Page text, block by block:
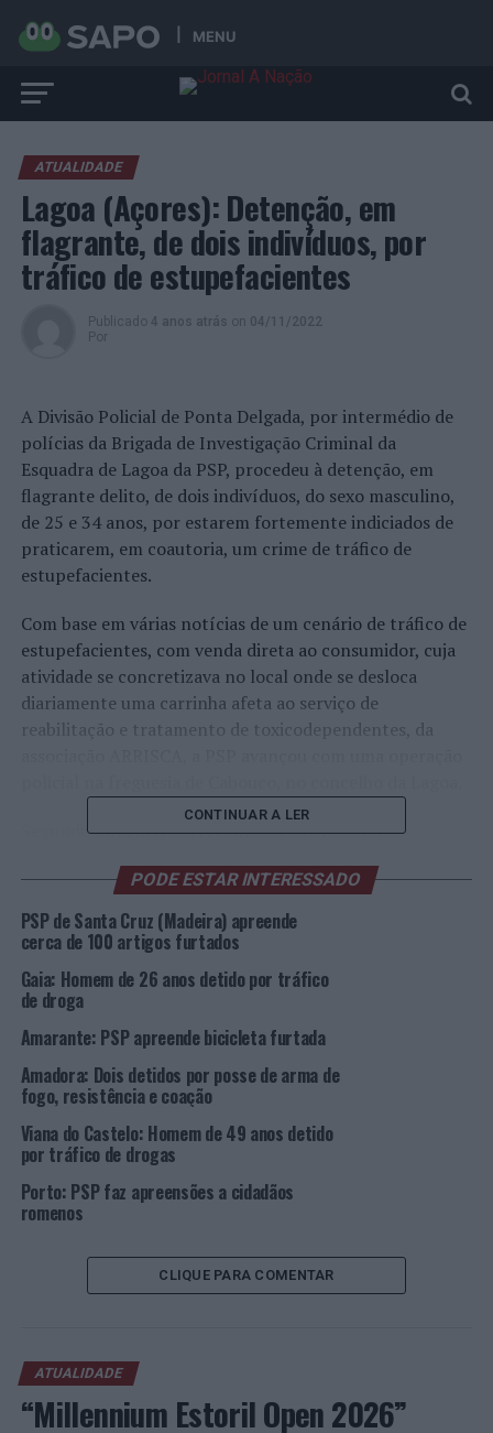
MENU
ATUALIDADE
Lagoa (Açores): Detenção, em
flagrante, de dois indivíduos, por
tráfico de estupefacientes
Publicado 4 anos atrás on 04/11/2022
Por
A Divisão Policial de Ponta Delgada, por intermédio de
polícias da Brigada de Investigação Criminal da
Esquadra de Lagoa da PSP, procedeu à detenção, em
flagrante delito, de dois indivíduos, do sexo masculino,
de 25 e 34 anos, por estarem fortemente indiciados de
praticarem, em coautoria, um crime de tráfico de
estupefacientes.
Com base em várias notícias de um cenário de tráfico de
estupefacientes, com venda direta ao consumidor, cuja
atividade se concretizava no local onde se desloca
diariamente uma carrinha afeta ao serviço de
reabilitação e tratamento de toxicodependentes, da
Segundo informações recolhidas, os ora detidos
que se encontram em situação de tratamento de
dependências, relacionadas com derivados de opiáceos, e
que se deslocam diariamente àquele local para a toma da
individuais de heroína e da vulgarmente designada
“droga sintética”
No âmbito desta operação policial, efetuada na semana
passada, que consistiu numa abordagem no exato
pelos indivíduos que ali se tinham deslocado com o
propósito de continuar o tratamento de desintoxicação
com metadona.
uma busca não domiciliária, tendo a PSP apreendido 136
doses individuais de heroína, 140 doses de uma
traficância, consolidando-se, ainda, as suspeitas que
apontavam no sentido destes arguidos se dedicarem à
CONTINUAR A LER
PODE ESTAR INTERESSADO
PSP de Santa Cruz (Madeira) apreende
cerca de 100 artigos furtados
Gaia: Homem de 26 anos detido por tráfico
de droga
Amarante: PSP apreende bicicleta furtada
Amadora: Dois detidos por posse de arma de
fogo, resistência e coação
Viana do Castelo: Homem de 49 anos detido
por tráfico de drogas
Porto: PSP faz apreensões a cidadãos
romenos
CLIQUE PARA COMENTAR
ATUALIDADE
“Millennium Estoril Open 2026”